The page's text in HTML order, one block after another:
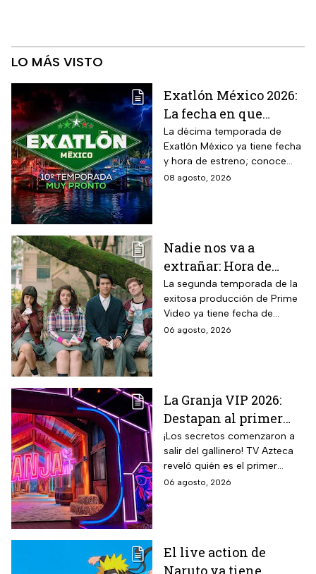
LO MÁS VISTO
Exatlón México 2026:
La fecha en que
iniciará la nueva
temporada
La décima temporada de
Exatlón México ya tiene fecha
y hora de estreno; conoce
cuándo comienza, dónde
08 agosto, 2026
Nadie nos va a
extrañar: Hora de
estreno de la
Temporada 2 y reparto
completo
La segunda temporada de la
exitosa producción de Prime
Video ya tiene fecha de
estreno. Conoce el horario en
06 agosto, 2026
La Granja VIP 2026:
Destapan al primer
participante del
reality más viral de la
televisión mexicana
¡Los secretos comenzaron a
salir del gallinero! TV Azteca
reveló quién es el primer
granjero confirmado para la
06 agosto, 2026
El live action de